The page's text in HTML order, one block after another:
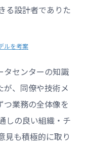
る設計者でありた
ルを考案
タセンターの知識
が、同僚や技術メ
つ業務の全体像を
しの良い組織・チ
見も積極的に取り